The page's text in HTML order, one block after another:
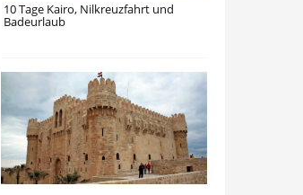
10 Tage Kairo, Nilkreuzfahrt und
Badeurlaub